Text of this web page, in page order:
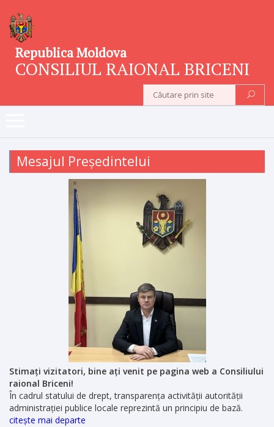
Republica Moldova
CONSILIUL RAIONAL BRICENI
Mesajul Președintelui
Stimați vizitatori, bine ați venit pe pagina web a Consiliului
raional Briceni!
În cadrul statului de drept, transparența activității autorității
administrației publice locale reprezintă un principiu de bază.
citește mai departe